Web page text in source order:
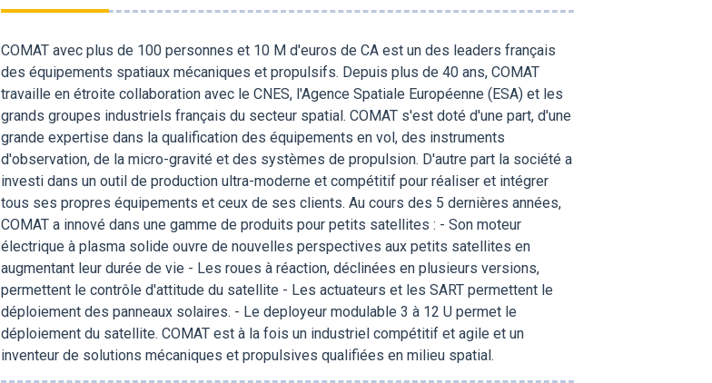
COMAT avec plus de 100 personnes et 10 M d'euros de CA est un des leaders français
des équipements spatiaux mécaniques et propulsifs. Depuis plus de 40 ans, COMAT
travaille en étroite collaboration avec le CNES, l'Agence Spatiale Européenne (ESA) et les
grands groupes industriels français du secteur spatial. COMAT s'est doté d'une part, d'une
grande expertise dans la qualification des équipements en vol, des instruments
d'observation, de la micro-gravité et des systèmes de propulsion. D'autre part la société a
investi dans un outil de production ultra-moderne et compétitif pour réaliser et intégrer
tous ses propres équipements et ceux de ses clients. Au cours des 5 dernières années,
COMAT a innové dans une gamme de produits pour petits satellites : - Son moteur
électrique à plasma solide ouvre de nouvelles perspectives aux petits satellites en
augmentant leur durée de vie - Les roues à réaction, déclinées en plusieurs versions,
permettent le contrôle d'attitude du satellite - Les actuateurs et les SART permettent le
déploiement des panneaux solaires. - Le deployeur modulable 3 à 12 U permet le
déploiement du satellite. COMAT est à la fois un industriel compétitif et agile et un
inventeur de solutions mécaniques et propulsives qualifiées en milieu spatial.